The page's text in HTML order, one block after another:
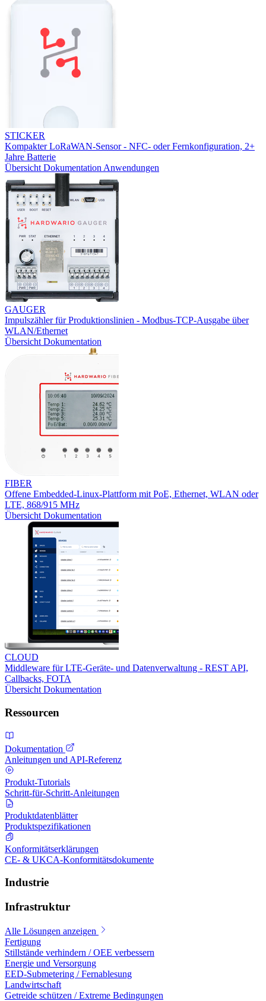
STICKER
Kompakter LoRaWAN-Sensor - NFC- oder Fernkonfiguration, 2+
Jahre Batterie
Übersicht Dokumentation Anwendungen
GAUGER
Impulszähler für Produktionslinien - Modbus-TCP-Ausgabe über
WLAN/Ethernet
Übersicht Dokumentation
FIBER
Offene Embedded-Linux-Plattform mit PoE, Ethernet, WLAN oder
LTE, 868/915 MHz
Übersicht Dokumentation
CLOUD
Middleware für LTE-Geräte- und Datenverwaltung - REST API,
Callbacks, FOTA
Übersicht Dokumentation
Ressourcen
Dokumentation
Anleitungen und API-Referenz
Produkt-Tutorials
Schritt-für-Schritt-Anleitungen
Produktdatenblätter
Produktspezifikationen
Konformitätserklärungen
CE- & UKCA-Konformitätsdokumente
Industrie
Infrastruktur
Alle Lösungen anzeigen
Fertigung
Stillstände verhindern / OEE verbessern
Energie und Versorgung
EED-Submetering / Fernablesung
Landwirtschaft
Getreide schützen / Extreme Bedingungen